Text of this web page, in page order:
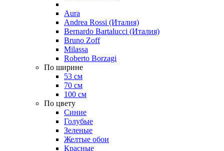
Aura
Andrea Rossi (Италия)
Bernardo Bartalucci (Италия)
Bruno Zoff
Milassa
Roberto Borzagi
По ширине
53 см
70 см
100 см
По цвету
Синие
Голубые
Зеленые
Желтые обои
Красные